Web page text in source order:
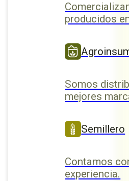
producidos
Somos
mejores
Semillero
Contamos
experiencia.